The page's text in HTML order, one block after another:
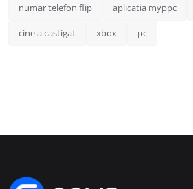
numar telefon flip aplicatia myppc
cine a castigat xbox pc